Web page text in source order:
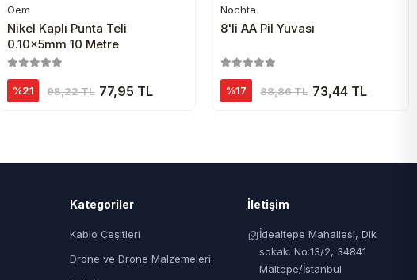
Sepete Ekle
Oem
Nikel Kaplı Punta Teli
0.10x5mm 10 Metre
%21 98,22 TL 77,95 TL
Sepete Ekle
Nochta
8'li AA Pil Yuvası
%17 88,86 TL 73,44 TL
Kategoriler
Kablo Çeşitleri
Drone ve Drone Malzemeleri
İletişim
İdealtepe Mahallesi, Dik
sokak. No:13/2, 34841
Maltepe/İstanbul